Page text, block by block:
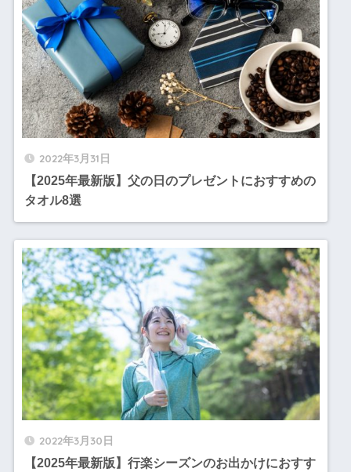
2022年3月31日
【2025年最新版】父の日のプレゼントにおすすめの
タオル8選
2022年3月30日
【2025年最新版】行楽シーズンのお出かけにおすす